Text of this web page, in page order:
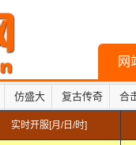
网
仿盛大 复古传奇 合
实时开服[月/日/时]